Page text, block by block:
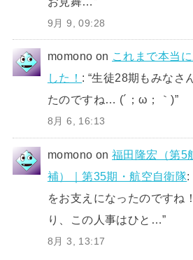
9月 9, 09:28
momono on これまで本当
した！ : “生徒28期もみなさ
たのですね… (´；ω；｀)”
8月 6, 16:13
momono on福田隆宏（第5
補）｜第35期・航空自衛隊:
をお支えになったのですね
り、この人事はひと…”
8月 3, 13:17